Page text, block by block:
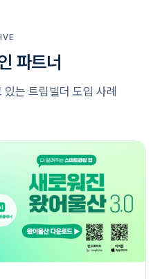
파트너
는 트립빌더 도입 사례